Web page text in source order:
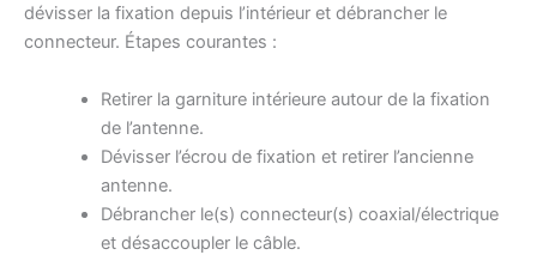
dévisser la fixation depuis l’intérieur et débrancher le
connecteur. Étapes courantes :
Retirer la garniture intérieure autour de la fixation
de l’antenne.
Dévisser l’écrou de fixation et retirer l’ancienne
antenne.
Débrancher le(s) connecteur(s) coaxial/électrique
et désaccoupler le câble.